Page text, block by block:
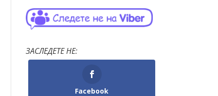
ЗАСЛЕДЕТЕ НЕ:
Facebook